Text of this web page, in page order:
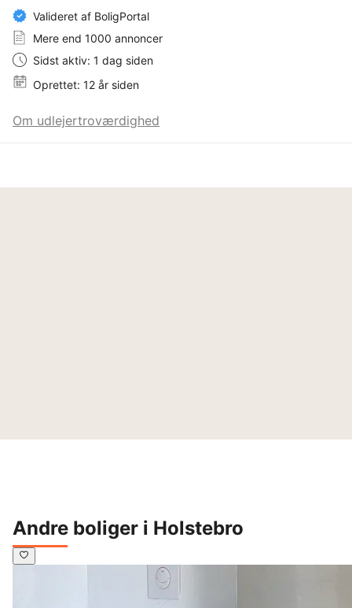
Valideret af BoligPortal
Mere end 1000 annoncer
Sidst aktiv: 1 dag siden
Oprettet: 12 år siden
Om udlejertroværdighed
Andre boliger i Holstebro